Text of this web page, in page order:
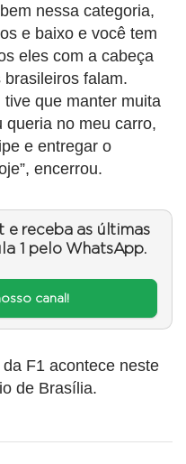
nessa categoria,
e baixo e você tem
eles com a cabeça
falam.
que manter muita
queria no meu carro,
e entregar o
encerrou.
e receba as últimas
1 pelo WhatsApp.
canal!
F1 acontece neste
de Brasília.